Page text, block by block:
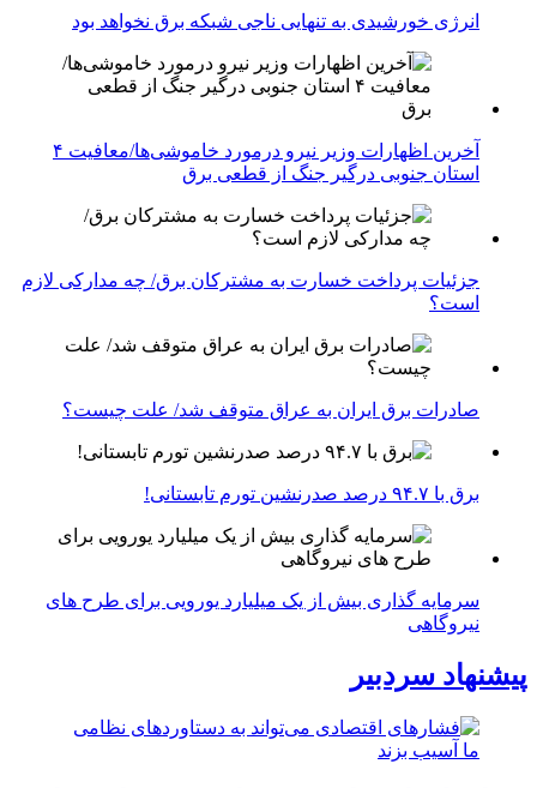
انرژی خورشیدی به تنهایی ناجی شبکه برق نخواهد بود
آخرین اظهارات وزیر نیرو درمورد خاموشی‌ها/معافیت ۴
استان جنوبی درگیر جنگ از قطعی برق
جزئیات پرداخت خسارت به مشترکان برق/ چه مدارکی لازم
است؟
صادرات برق ایران به عراق متوقف شد/ علت چیست؟
برق با ۹۴.۷ درصد صدرنشین تورم تابستانی!
سرمایه گذاری بیش از یک میلیارد یورویی برای طرح های
نیروگاهی
پیشنهاد سردبیر